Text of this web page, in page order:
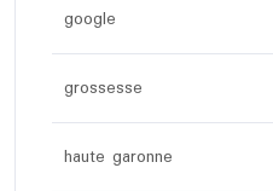
google
grossesse
haute garonne